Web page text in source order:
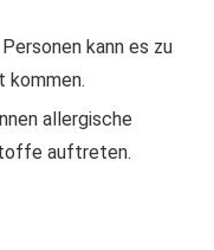
kann es zu
kommen.
allergische
auftreten.